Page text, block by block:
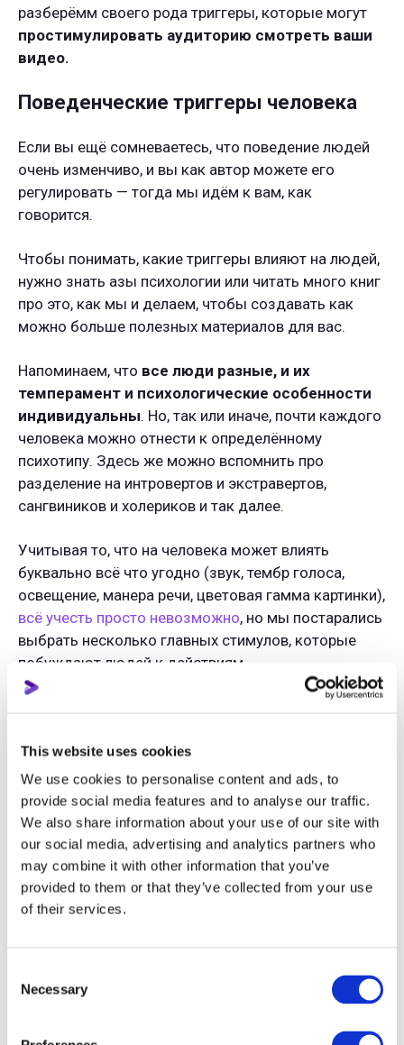
This website uses cookies
We use cookies to personalise content and ads, to
provide social media features and to analyse our traffic.
We also share information about your use of our site with
our social media, advertising and analytics partners who
may combine it with other information that you’ve
provided to them or that they’ve collected from your use
of their services.
Selection
Necessary
разберёмм своего рода триггеры, которые могут
простимулировать аудиторию смотреть ваши
видео.
Поведенческие триггеры человека
Если вы ещё сомневаетесь, что поведение людей
очень изменчиво, и вы как автор можете его
регулировать — тогда мы идём к вам, как
говорится.
Чтобы понимать, какие триггеры влияют на людей,
нужно знать азы психологии или читать много книг
про это, как мы и делаем, чтобы создавать как
можно больше полезных материалов для вас.
Напоминаем, что все люди разные, и их
темперамент и психологические особенности
индивидуальны. Но, так или иначе, почти каждого
человека можно отнести к определённому
психотипу. Здесь же можно вспомнить про
разделение на интровертов и экстравертов,
сангвиников и холериков и так далее.
Учитывая то, что на человека может влиять
буквально всё что угодно (звук, тембр голоса,
освещение, манера речи, цветовая гамма картинки),
всё учесть просто невозможно, но мы постарались
выбрать несколько главных стимулов, которые
побуждают людей к действиям.
могут не успеть узнать что-то новое, записаться
на марафон или вступить в клуб. Это относится и
к соревновательному фактору, который
проявляется в желании быть впереди планеты
всей.
Кстати о клубах — если вы тот самый автор,
который каждый день стремится делать свой
в мире блогинга — значит, вам точно понравится в
нашем Закрытом клубе видеоблогеров в